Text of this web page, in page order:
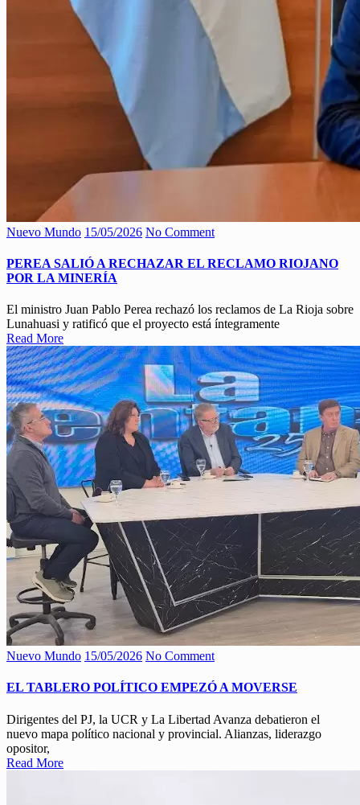
Nuevo Mundo 15/05/2026 No Comment
PEREA SALIÓ A RECHAZAR EL RECLAMO RIOJANO
POR LA MINERÍA
El ministro Juan Pablo Perea rechazó los reclamos de La Rioja sobre
Lunahuasi y ratificó que el proyecto está íntegramente
Read More
Nuevo Mundo 15/05/2026 No Comment
EL TABLERO POLÍTICO EMPEZÓ A MOVERSE
Dirigentes del PJ, la UCR y La Libertad Avanza debatieron el
nuevo mapa político nacional y provincial. Alianzas, liderazgo
opositor,
Read More